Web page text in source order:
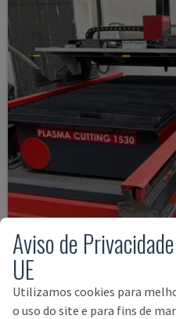
PL 1530
DENER - MÁQUINA DE CORTE A
HUNGRIA 2019
Aviso de
UE
Utilizamos cookies para
o uso do site e para fins de